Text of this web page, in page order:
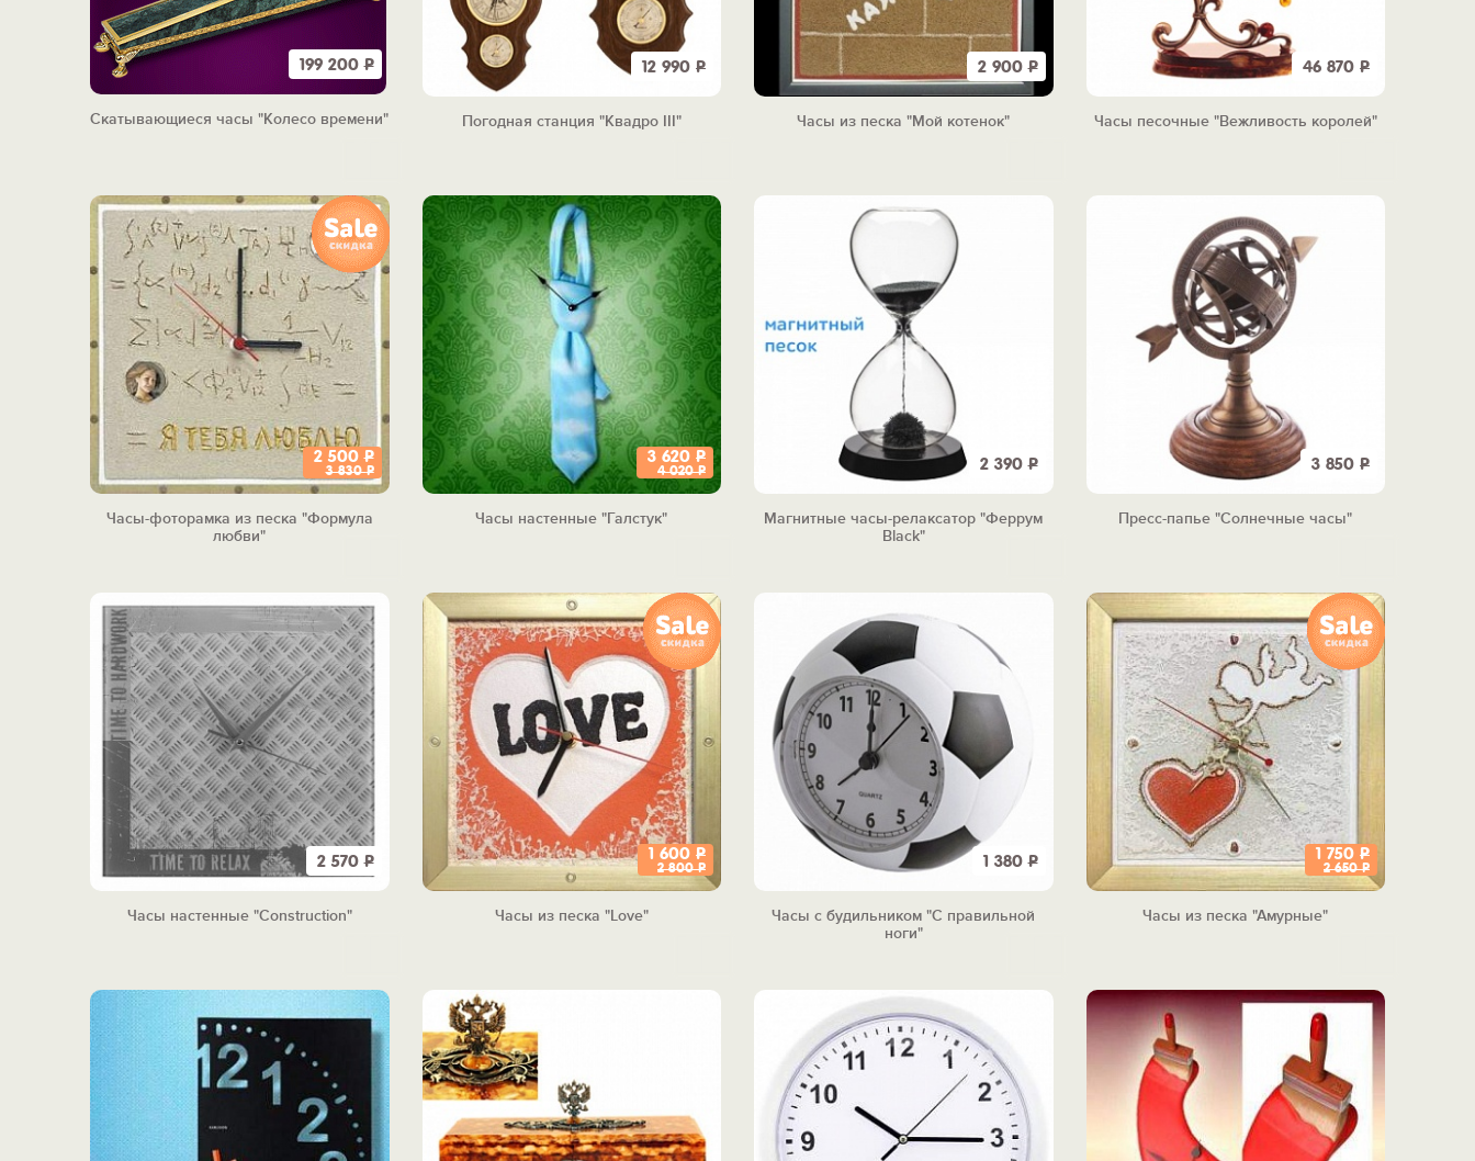
199 200Р
Скатывающиеся часы "Колесо времени"
12 990 Р
Погодная станция "Квадро III"
2 900Р
Часы из песка "Мой котенок"
46 870 Р
Часы песочные "Вежливость королей"
2 500Р
3 830Р
Часы-фоторамка из песка "Формула
любви"
3 620 Р
4 020Р
Часы настенные "Галстук"
2 390Р
Магнитные часы-релаксатор "Феррум
Black"
3 850 Р
Пресс-папье "Солнечные часы"
2 570Р
Часы настенные "Construction"
1 600 Р
2 800Р
Часы из песка "Love"
1 380Р
Часы с будильником "С правильной
ноги"
1 750 Р
2 650Р
Часы из песка "Амурные"